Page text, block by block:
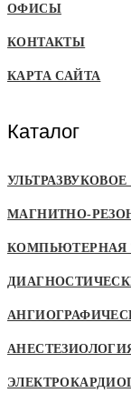
ОФИСЫ
КОНТАКТЫ
КАРТА САЙТА
Каталог
МАГНИТНО-
КОМПЬЮТЕРНАЯ